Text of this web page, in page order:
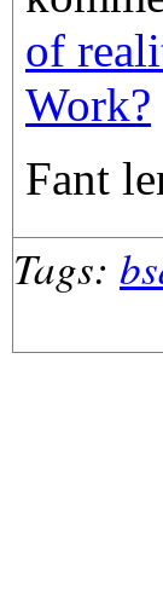
of
Work?
Fant
Tags: